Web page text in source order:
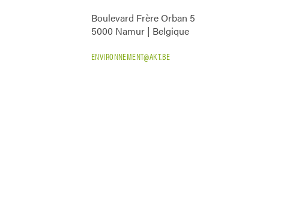
Boulevard Frère Orban 5
5000 Namur | Belgique
ENVIRONNEMENT@AKT.BE